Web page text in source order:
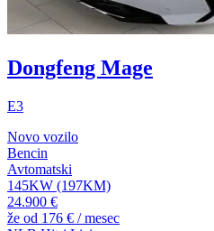
Dongfeng Mage
E3
Novo vozilo
Bencin
Avtomatski
145KW (197KM)
24.900 €
že od 176 € / mesec